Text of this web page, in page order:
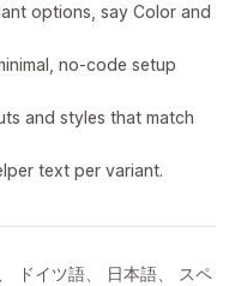
options, say Color and
no-code setup
and styles that match
text per variant.
ドイツ語、 日本語、 スペ